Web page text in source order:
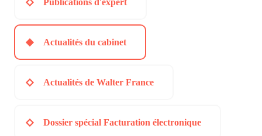
Actualités du cabinet
Actualités de Walter France
Dossier spécial Facturation électronique